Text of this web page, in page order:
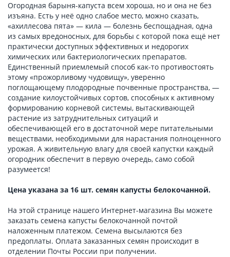
Огородная барыня-капуста всем хороша, но и она не без
изъяна. Есть у неё одно слабое место, можно сказать,
«ахиллесова пята» — кила — болезнь беспощадная, одна
из самых вредоносных, для борьбы с которой пока ещё нет
практически доступных эффективных и недорогих
химических или бактериологических препаратов.
Единственный приемлемый способ как-то противостоять
этому «прожорливому чудовищу», уверенно
поглощающему плодородные почвенные пространства, —
создание килоустойчивых сортов, способных к активному
формированию корневой системы, вытаскивающей
растение из затруднительных ситуаций и
обеспечивающей его в достаточной мере питательными
веществами, необходимыми для нарастания полноценного
урожая. А живительную влагу для своей капустки каждый
огородник обеспечит в первую очередь, само собой
разумеется!
Цена указана за 16 шт. семян капусты белокочанной.
На этой странице нашего Интернет-магазина Вы можете
заказать семена капусты белокочанной почтой
наложенным платежом. Семена высылаются без
предоплаты. Оплата заказанных семян происходит в
отделении Почты России при получении.